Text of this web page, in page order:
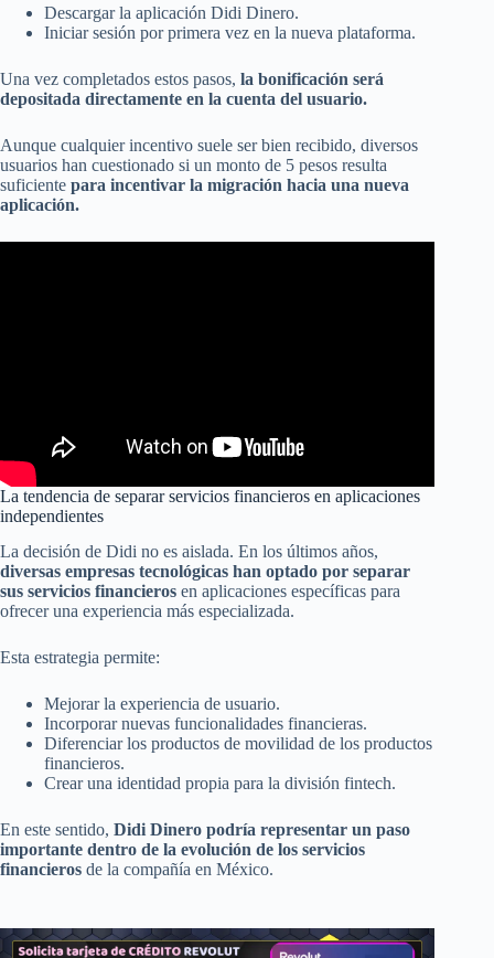
Descargar la aplicación Didi Dinero.
Iniciar sesión por primera vez en la nueva plataforma.
Una vez completados estos pasos, la bonificación será
depositada directamente en la cuenta del usuario.
Aunque cualquier incentivo suele ser bien recibido, diversos
usuarios han cuestionado si un monto de 5 pesos resulta
suficiente para incentivar la migración hacia una nueva
aplicación.
La tendencia de separar servicios financieros en aplicaciones
independientes
La decisión de Didi no es aislada. En los últimos años,
diversas empresas tecnológicas han optado por separar
sus servicios financieros en aplicaciones específicas para
ofrecer una experiencia más especializada.
Esta estrategia permite:
Mejorar la experiencia de usuario.
Incorporar nuevas funcionalidades financieras.
Diferenciar los productos de movilidad de los productos
financieros.
Crear una identidad propia para la división fintech.
En este sentido, Didi Dinero podría representar un paso
importante dentro de la evolución de los servicios
financieros de la compañía en México.